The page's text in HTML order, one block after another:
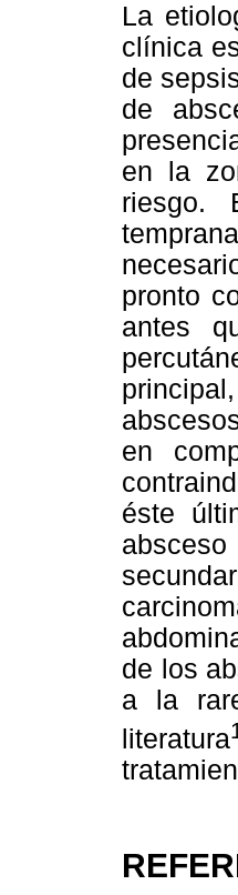
La
clínica
de
de
en la
riesgo.
pronto
antes
en
éste
de los
a la
literatura